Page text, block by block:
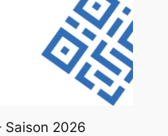
Saison 2026